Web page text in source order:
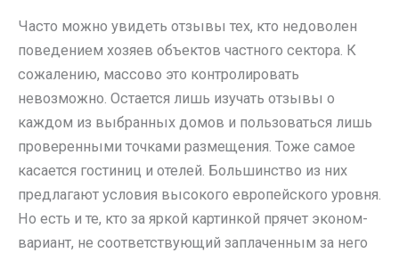
Часто можно увидеть отзывы тех, кто недоволен
поведением хозяев объектов частного сектора. К
сожалению, массово это контролировать
невозможно. Остается лишь изучать отзывы о
каждом из выбранных домов и пользоваться лишь
проверенными точками размещения. Тоже самое
касается гостиниц и отелей. Большинство из них
предлагают условия высокого европейского уровня.
Но есть и те, кто за яркой картинкой прячет эконом-
вариант, не соответствующий заплаченным за него